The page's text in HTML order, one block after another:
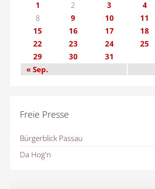
1 2 3 4
8
9 10 11
15
16 17 18
22
23 24 25
29
30
31
« Sep.
Freie Presse
Bürgerblick Passau
Da Hog'n